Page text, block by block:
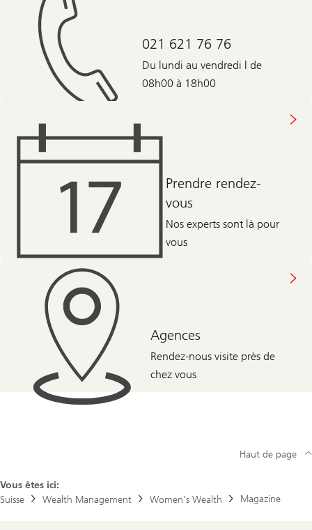
021 621 76 76
Du lundi au vendredi | de
08h00 à 18h00
Prendre rendez-
vous
Nos experts sont là pour
vous
Agences
Rendez-nous visite près de
chez vous
Vous êtes ici:
Suisse
Wealth Management Women’s Wealth Magazine
Haut de page